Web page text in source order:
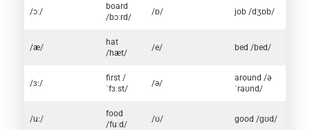
/ɔː/
board
/bɔːrd/
/ɒ/ job /dʒɒb/
/æ/
hat
/hæt/
/e/ bed /bed/
/ɜ:/
first /
ˈfɜːst/
/ə/
around /ə
ˈraʊnd/
/u:/
food
/fuːd/
/ʊ/ good /ɡʊd/